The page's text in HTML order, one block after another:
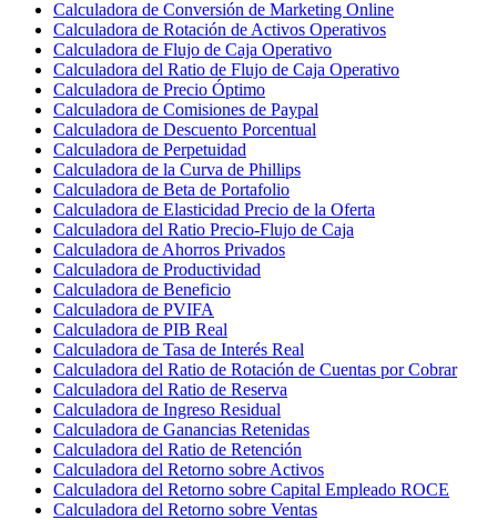
Calculadora de Conversión de Marketing Online
Calculadora de Rotación de Activos Operativos
Calculadora de Flujo de Caja Operativo
Calculadora del Ratio de Flujo de Caja Operativo
Calculadora de Precio Óptimo
Calculadora de Comisiones de Paypal
Calculadora de Descuento Porcentual
Calculadora de Perpetuidad
Calculadora de la Curva de Phillips
Calculadora de Beta de Portafolio
Calculadora de Elasticidad Precio de la Oferta
Calculadora del Ratio Precio-Flujo de Caja
Calculadora de Ahorros Privados
Calculadora de Productividad
Calculadora de Beneficio
Calculadora de PVIFA
Calculadora de PIB Real
Calculadora de Tasa de Interés Real
Calculadora del Ratio de Rotación de Cuentas por Cobrar
Calculadora del Ratio de Reserva
Calculadora de Ingreso Residual
Calculadora de Ganancias Retenidas
Calculadora del Ratio de Retención
Calculadora del Retorno sobre Activos
Calculadora del Retorno sobre Capital Empleado ROCE
Calculadora del Retorno sobre Ventas